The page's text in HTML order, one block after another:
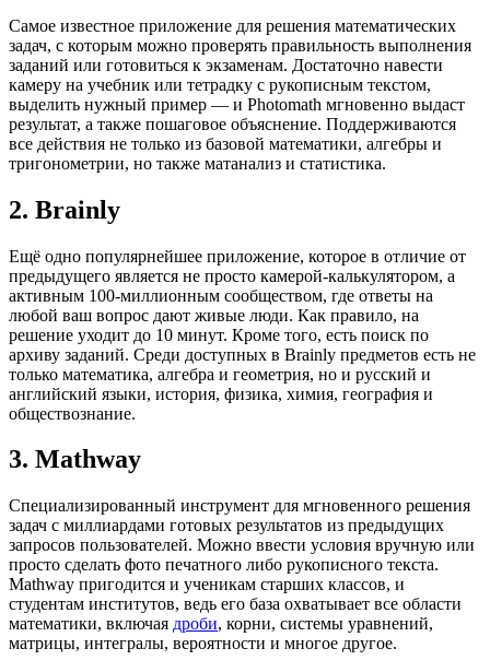
Самое известное приложение для решения математических
задач, с которым можно проверять правильность выполнения
заданий или готовиться к экзаменам. Достаточно навести
камеру на учебник или тетрадку с рукописным текстом,
выделить нужный пример — и Photomath мгновенно выдаст
результат, а также пошаговое объяснение. Поддерживаются
все действия не только из базовой математики, алгебры и
тригонометрии, но также матанализ и статистика.
2. Brainly
Ещё одно популярнейшее приложение, которое в отличие от
предыдущего является не просто камерой-калькулятором, а
активным 100-миллионным сообществом, где ответы на
любой ваш вопрос дают живые люди. Как правило, на
решение уходит до 10 минут. Кроме того, есть поиск по
архиву заданий. Среди доступных в Brainly предметов есть не
только математика, алгебра и геометрия, но и русский и
английский языки, история, физика, химия, география и
обществознание.
3. Mathway
Специализированный инструмент для мгновенного решения
задач с миллиардами готовых результатов из предыдущих
запросов пользователей. Можно ввести условия вручную или
просто сделать фото печатного либо рукописного текста.
Mathway пригодится и ученикам старших классов, и
студентам институтов, ведь его база охватывает все области
математики, включая дроби, корни, системы уравнений,
матрицы, интегралы, вероятности и многое другое.